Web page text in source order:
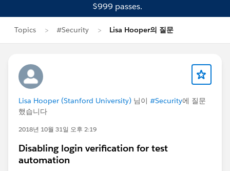
$999 passes.
Topics #Security Lisa Hooper의 질문
Lisa Hooper (Stanford University) 님이 #Security에 질문
했습니다
2018년 10월 31일 오후 2:19
Disabling login verification for test
automation